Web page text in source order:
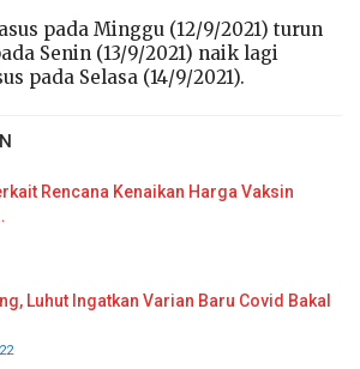
pada Minggu (12/9/2021) turun
Senin (13/9/2021) naik lagi
pada Selasa (14/9/2021).
Rencana Kenaikan Harga Vaksin
Luhut Ingatkan Varian Baru Covid Bakal